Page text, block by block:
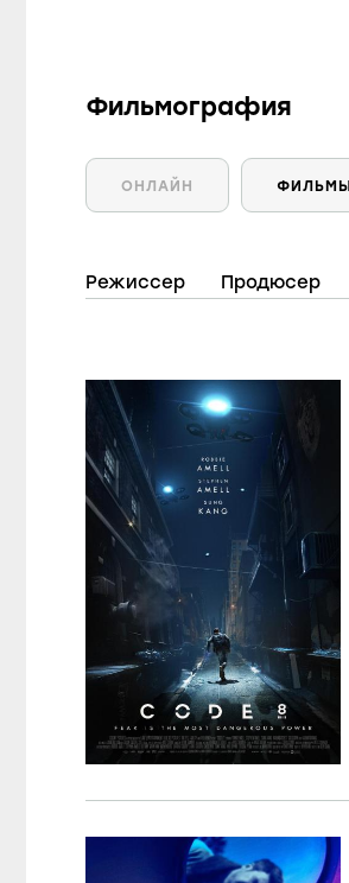
Фильмография
ОНЛАЙН ФИЛЬМЫ
Режиссер Продюсер